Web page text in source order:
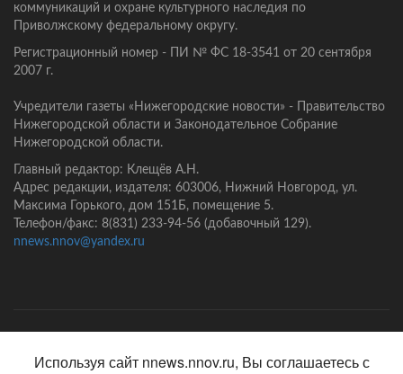
коммуникаций и охране культурного наследия по
Приволжскому федеральному округу.
Регистрационный номер - ПИ № ФС 18-3541 от 20 сентября
2007 г.
Учредители газеты «Нижегородские новости» - Правительство
Нижегородской области и Законодательное Собрание
Нижегородской области.
Главный редактор: Клещёв А.Н.
Адрес редакции, издателя: 603006, Нижний Новгород, ул.
Максима Горького, дом 151Б, помещение 5.
Телефон/факс: 8(831) 233-94-56 (добавочный 129).
nnews.nnov@yandex.ru
Используя сайт nnews.nnov.ru, Вы соглашаетесь с